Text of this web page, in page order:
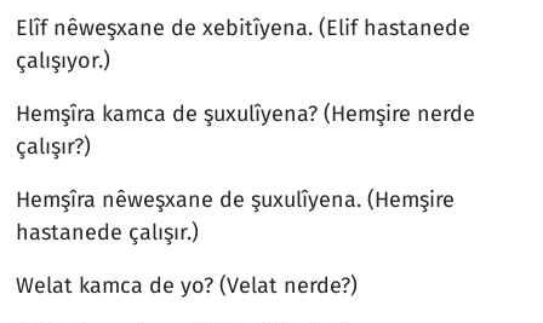
Elîf nêweşxane de xebitîyena. (Elif hastanede
çalışıyor.)
Hemşîra kamca de şuxulîyena? (Hemşire nerde
çalışır?)
Hemşîra nêweşxane de şuxulîyena. (Hemşire
hastanede çalışır.)
Welat kamca de yo? (Velat nerde?)